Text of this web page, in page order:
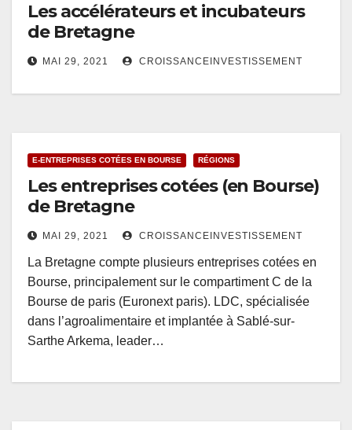
Les accélérateurs et incubateurs
de Bretagne
MAI 29, 2021 CROISSANCEINVESTISSEMENT
E-ENTREPRISES COTÉES EN BOURSE RÉGIONS
Les entreprises cotées (en Bourse)
de Bretagne
MAI 29, 2021 CROISSANCEINVESTISSEMENT
La Bretagne compte plusieurs entreprises cotées en
Bourse, principalement sur le compartiment C de la
Bourse de paris (Euronext paris). LDC, spécialisée
dans l’agroalimentaire et implantée à Sablé-sur-
Sarthe Arkema, leader…